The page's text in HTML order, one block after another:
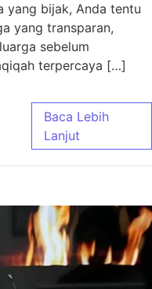
yang bijak, Anda tentu
yang transparan,
sebelum
terpercaya […]
Antar Gratis!
Baca Lebih
Lanjut